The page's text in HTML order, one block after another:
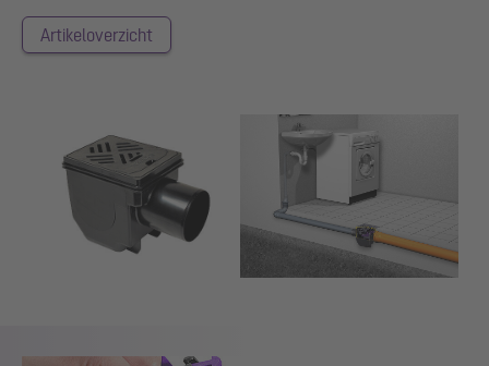
Artikeloverzicht
Show larger version for: